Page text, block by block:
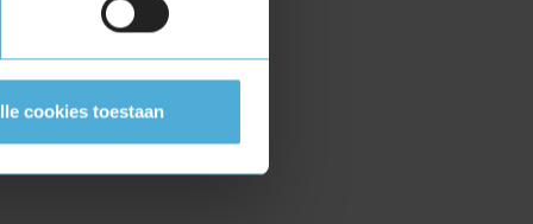
cookies toestaan